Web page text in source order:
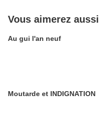
Vous aimerez aussi
Au gui l'an neuf
Moutarde et INDIGNATION